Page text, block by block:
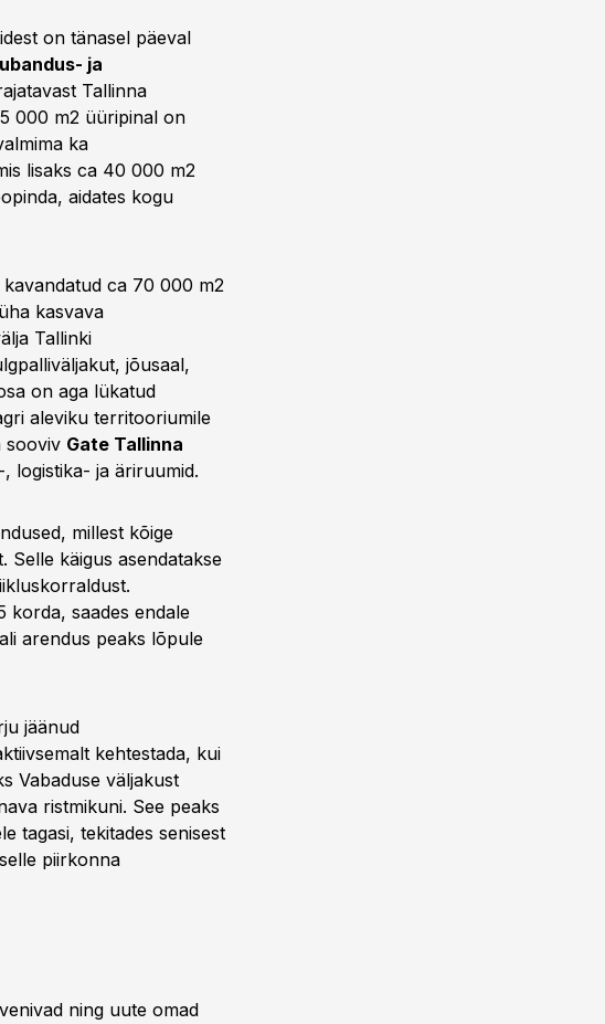
on tänasel päeval
ja
Tallinna
000 m2 üüripinal on
ka
lisaks ca 40 000 m2
aidates kogu
ca 70 000 m2
kasvava
Tallinki
jõusaal,
on aga lükatud
aleviku territooriumile
sooviv Gate Tallinna
logistika- ja äriruumid.
millest kõige
Selle käigus asendatakse
korda, saades endale
arendus peaks lõpule
jäänud
kehtestada, kui
Vabaduse väljakust
ristmikuni. See peaks
tagasi, tekitades senisest
piirkonna
ning uute omad